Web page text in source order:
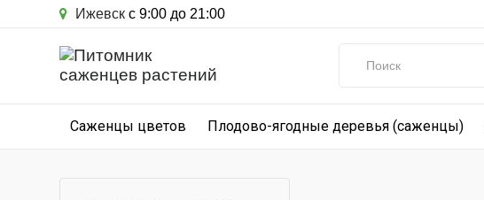
Ижевск с 9:00 до 21:00
Саженцы цветов Плодово-ягодные деревья (саженцы)